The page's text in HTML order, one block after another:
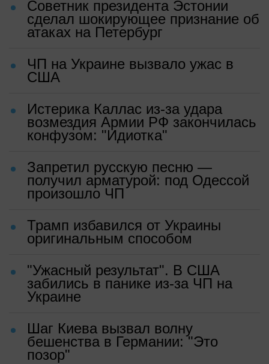
Советник президента Эстонии
сделал шокирующее признание об
атаках на Петербург
ЧП на Украине вызвало ужас в
США
Истерика Каллас из-за удара
возмездия Армии РФ закончилась
конфузом: "Идиотка"
Запретил русскую песню —
получил арматурой: под Одессой
произошло ЧП
Трамп избавился от Украины
оригинальным способом
"Ужасный результат". В США
забились в панике из-за ЧП на
Украине
Шаг Киева вызвал волну
бешенства в Германии: "Это
позор"